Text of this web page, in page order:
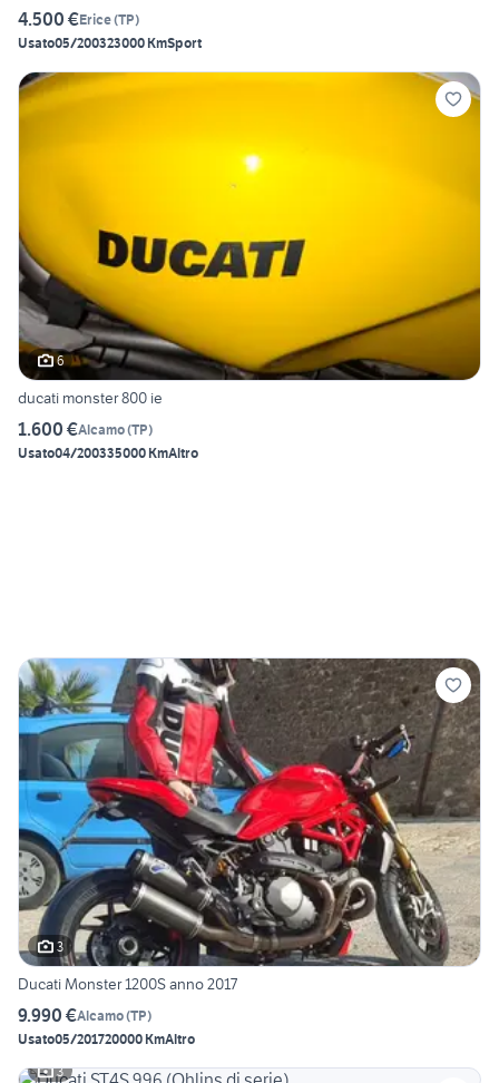
4.500 €Erice(TP)
Usato05/200323000 KmSport
6
ducati monster 800 ie
1.600 €Alcamo(TP)
Usato04/200335000 KmAltro
3
Ducati Monster 1200S anno 2017
9.990 €Alcamo(TP)
Usato05/201720000 KmAltro
3